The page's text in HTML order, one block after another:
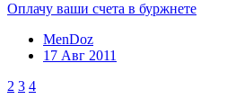
Оплачу ваши счета в буржнете
MenDoz
17 Авг 2011
2 3 4